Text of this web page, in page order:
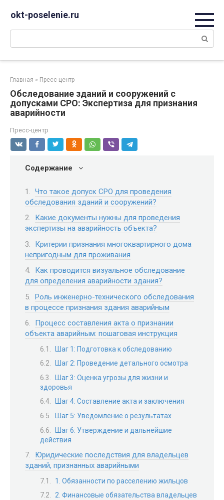
okt-poselenie.ru
Поиск:
Главная » Пресс-центр
Обследование зданий и сооружений с
допусками СРО: Экспертиза для признания
аварийности
Пресс-центр
Содержание
Что такое допуск СРО для проведения
обследования зданий и сооружений?
Какие документы нужны для проведения
экспертизы на аварийность объекта?
Критерии признания многоквартирного дома
непригодным для проживания
Как проводится визуальное обследование
для определения аварийности здания?
Роль инженерно-технического обследования
в процессе признания здания аварийным
Процесс составления акта о признании
объекта аварийным: пошаговая инструкция
Шаг 1: Подготовка к обследованию
Шаг 2: Проведение детального осмотра
Шаг 3: Оценка угрозы для жизни и
здоровья
Шаг 4: Составление акта и заключения
Шаг 5: Уведомление о результатах
Шаг 6: Утверждение и дальнейшие
действия
Юридические последствия для владельцев
зданий, признанных аварийными
1. Обязанности по расселению жильцов
2. Финансовые обязательства владельцев